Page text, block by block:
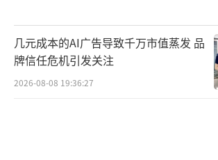
几元成本的AI广告导致千万市值蒸发 品
牌信任危机引发关注
2026-08-08 19:36:27